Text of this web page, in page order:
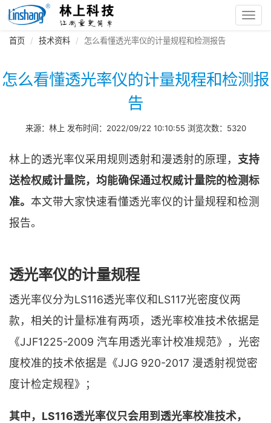
首页 技术资料 怎么看懂透光率仪的计量规程和检测报告
怎么看懂透光率仪的计量规程和检测报
告
来源：林上 发布时间：2022/09/22 10:10:55 浏览次数：5320
林上的透光率仪采用规则透射和漫透射的原理， 支持
送检权威计量院，均能确保通过权威计量院的检测标
准。 本文带大家快速看懂透光率仪的计量规程和检测
报告。
透光率仪的计量规程
透光率仪分为LS116透光率仪和LS117光密度仪两
款，相关的计量标准有两项，透光率校准技术依据是
《JJF1225-2009 汽车用透光率计校准规范》，光密
度校准的技术依据是《JJG 920-2017 漫透射视觉密
度计检定规程》；
其中，LS116透光率仪只会用到透光率校准技术，